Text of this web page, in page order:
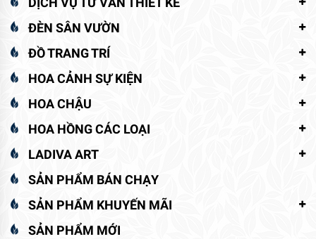
ĐÈN SÂN VƯỜN
ĐỒ TRANG TRÍ
HOA CẢNH SỰ KIỆN
HOA CHẬU
HOA HỒNG CÁC LOẠI
LADIVA ART
SẢN PHẨM BÁN CHẠY
SẢN PHẨM KHUYẾN MÃI
SẢN PHẨM MỚI